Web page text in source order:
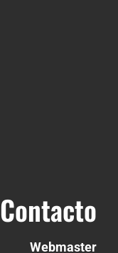
Contacto
Webmaster